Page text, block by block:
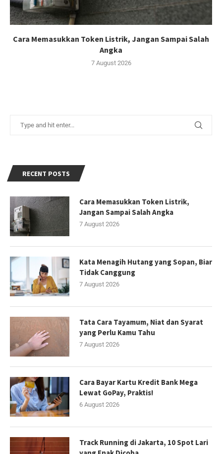
Cara Memasukkan Token Listrik, Jangan Sampai Salah
Angka
7 August 2026
RECENT POSTS
Cara Memasukkan Token Listrik,
Jangan Sampai Salah Angka
7 August 2026
Kata Menagih Hutang yang Sopan, Biar
Tidak Canggung
7 August 2026
Tata Cara Tayamum, Niat dan Syarat
yang Perlu Kamu Tahu
7 August 2026
Cara Bayar Kartu Kredit Bank Mega
Lewat GoPay, Praktis!
6 August 2026
Track Running di Jakarta, 10 Spot Lari